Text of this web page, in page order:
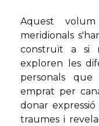
Aquest
meridionals
construït a si
exploren les
personals
emprat per
donar
traumes i